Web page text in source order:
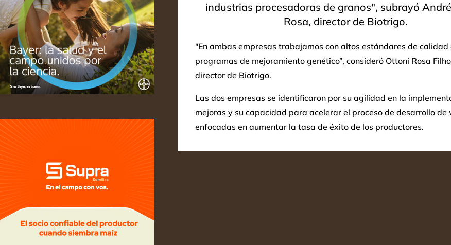
industrias procesadoras de granos", subrayó
Rosa, director de Biotrigo.
"En ambas empresas trabajamos con altos estándares de calidad
programas de mejoramiento genético”, consideró Ottoni Rosa
director de Biotrigo.
Las dos empresas se identificaron por su agilidad en la
mejoras y su capacidad para acelerar el proceso de desarrollo de
enfocadas en aumentar la tasa de éxito de los productores.